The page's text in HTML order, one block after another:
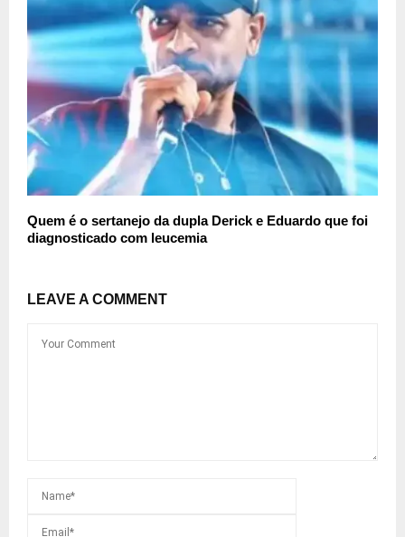
Quem é o sertanejo da dupla Derick e Eduardo que foi
diagnosticado com leucemia
LEAVE A COMMENT